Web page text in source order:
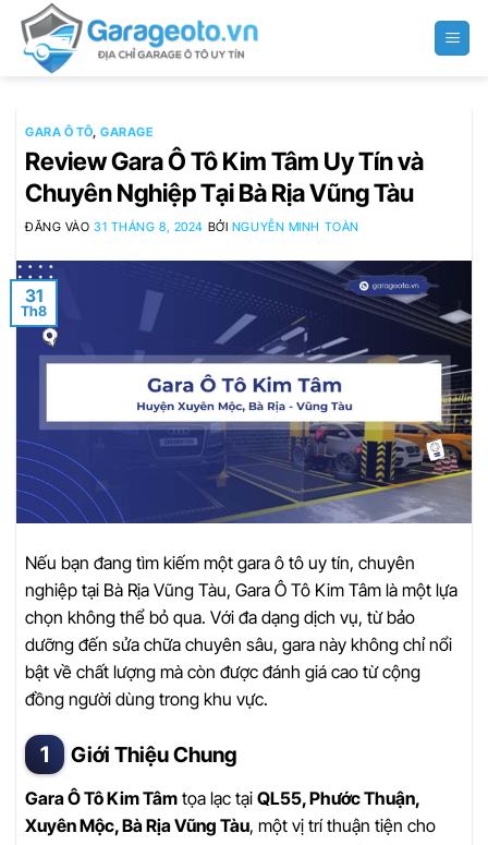
qua
GARA Ô TÔ,GARAGE
Review Gara Ô Tô Kim Tâm Uy Tín và
Chuyên Nghiệp Tại Bà Rịa Vũng Tàu
ĐĂNG VÀO31 THÁNG 8, 2024 BỞI NGUYỄN MINH TOÀN
31
Th8
Nếu bạn đang tìm kiếm một gara ô tô uy tín, chuyên
nghiệp tại Bà Rịa Vũng Tàu, Gara Ô Tô Kim Tâm là một lựa
chọn không thể bỏ qua. Với đa dạng dịch vụ, từ bảo
dưỡng đến sửa chữa chuyên sâu, gara này không chỉ nổi
bật về chất lượng mà còn được đánh giá cao từ cộng
đồng người dùng trong khu vực.
Giới Thiệu Chung
Gara Ô Tô Kim Tâm tọa lạc tại QL55, Phước Thuận,
Xuyên Mộc, Bà Rịa Vũng Tàu, một vị trí thuận tiện cho